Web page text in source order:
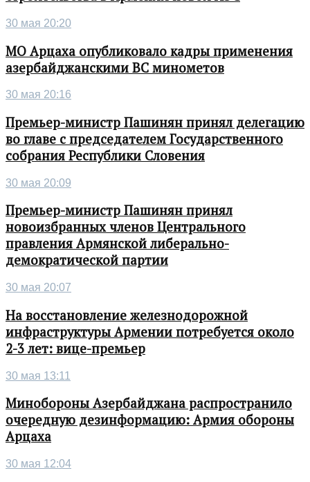
30 мая 20:20
МО Арцаха опубликовало кадры применения
азербайджанскими ВС минометов
30 мая 20:16
Премьер-министр Пашинян принял делегацию
во главе с председателем Государственного
собрания Республики Словения
30 мая 20:09
Премьер-министр Пашинян принял
новоизбранных членов Центрального
правления Армянской либерально-
демократической партии
30 мая 20:07
На восстановление железнодорожной
инфраструктуры Армении потребуется около
2-3 лет: вице-премьер
30 мая 13:11
Минобороны Азербайджана распространило
очередную дезинформацию: Армия обороны
Арцаха
30 мая 12:04